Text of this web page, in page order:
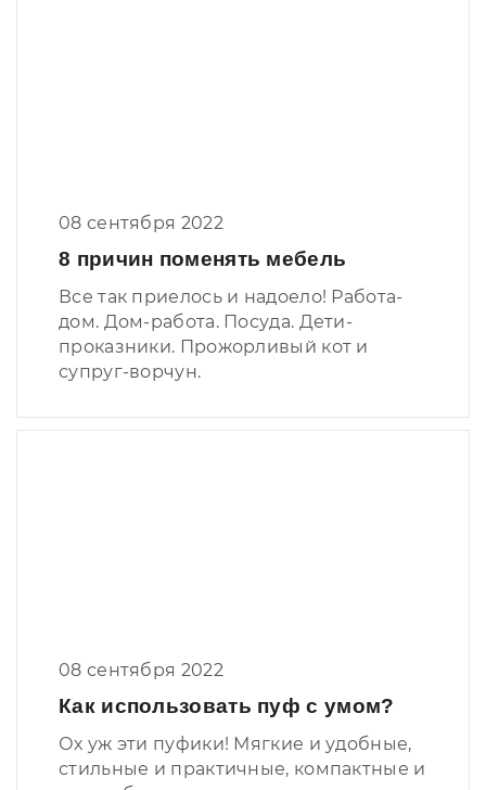
08 сентября 2022
8 причин поменять мебель
Все так приелось и надоело! Работа-
дом. Дом-работа. Посуда. Дети-
проказники. Прожорливый кот и
супруг-ворчун.
08 сентября 2022
Как использовать пуф с умом?
Ох уж эти пуфики! Мягкие и удобные,
стильные и практичные, компактные и